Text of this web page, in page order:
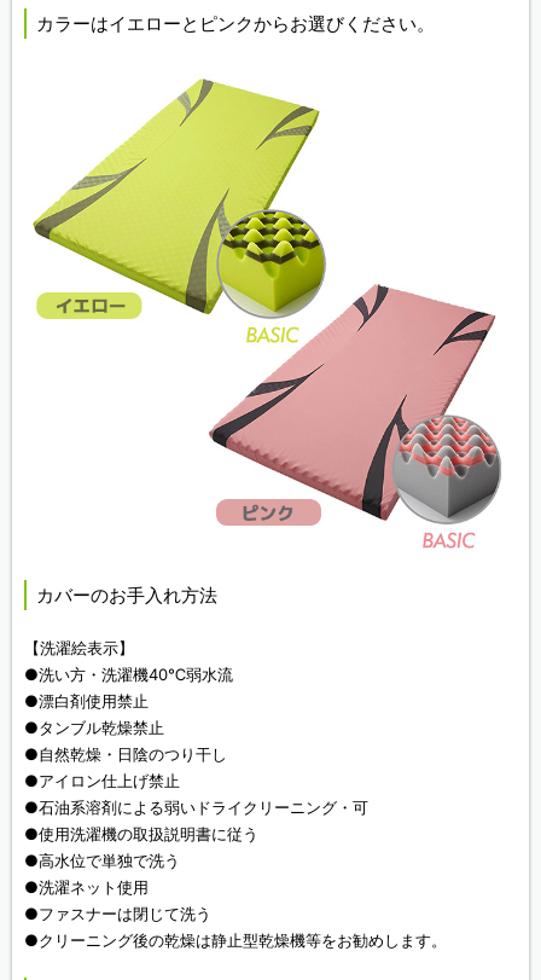
カラーはイエローとピンクからお選びください。
カバーのお手入れ方法
【洗濯絵表示】
●洗い方・洗濯機40℃弱水流
●漂白剤使用禁止
●タンブル乾燥禁止
●自然乾燥・日陰のつり干し
●アイロン仕上げ禁止
●石油系溶剤による弱いドライクリーニング・可
●使用洗濯機の取扱説明書に従う
●高水位で単独で洗う
●洗濯ネット使用
●ファスナーは閉じて洗う
●クリーニング後の乾燥は静止型乾燥機等をお勧めします。